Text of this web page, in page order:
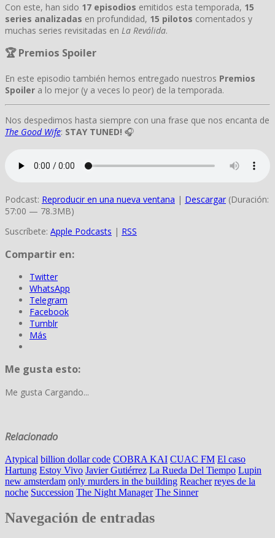
Con este, han sido 17 episodios emitidos esta temporada, 15
series analizadas en profundidad, 15 pilotos comentados y
muchas series revisitadas en La Reválida.
🏆 Premios Spoiler
En este episodio también hemos entregado nuestros Premios
Spoiler a lo mejor (y a veces lo peor) de la temporada.
Nos despedimos hasta siempre con una frase que nos encanta de
The Good Wife: STAY TUNED! 🎧
Podcast: Reproducir en una nueva ventana | Descargar (Duración:
57:00 — 78.3MB)
Suscríbete: Apple Podcasts | RSS
Compartir en:
Twitter
WhatsApp
Telegram
Facebook
Tumblr
Más
Me gusta esto:
Me gusta Cargando...
Relacionado
Atypical billion dollar code COBRA KAI CUAC FM El caso
Hartung Estoy Vivo Javier Gutiérrez La Rueda Del Tiempo Lupin
new amsterdam only murders in the building Reacher reyes de la
noche Succession The Night Manager The Sinner
Navegación de entradas